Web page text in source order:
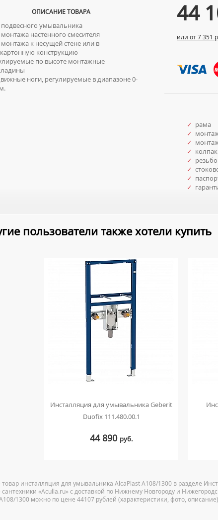
ОПИСАНИЕ ТОВАРА
умывальника
настенного смесителя
к несущей стене или в
конструкцию
по высоте монтажные
ноги, регулируемые в диапазоне 0-
44
или от 7 351
✓ рама
✓
✓
✓
✓
✓
✓
✓
пользователи также хотели купить
Инсталляция для умывальника Geberit
Duofix 111.480.00.1
44 890 руб.
товар инсталляция для умывальника AlcaPlast A108/1300 в разделе
сантехники «Aculla.ru» с доставкой по Нижнему Новгороду и
1300 можно по цене 44107 рублей (характеристики, фото,